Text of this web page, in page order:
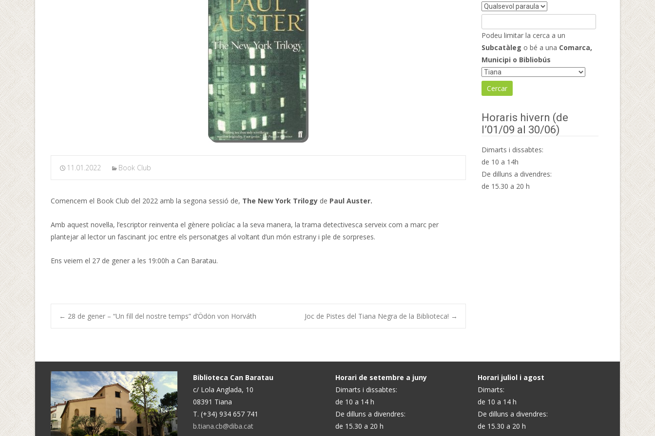
11.01.2022 Book Club
Comencem el Book Club del 2022 amb la segona sessió de, The New York Trilogy de Paul Auster.
Amb aquest novel·la, l’escriptor reinventa el gènere policíac a la seva manera, la trama detectivesca serveix com a marc per
plantejar al lector un fascinant joc entre els personatges al voltant d’un món estrany i ple de sorpreses.
Ens veiem el 27 de gener a les 19:00h a Can Baratau.
Navegació
d'entrades
← 28 de gener – “Un fill del nostre temps” d’Ödön von Horváth Joc de Pistes del Tiana Negra de la Biblioteca! →
Podeu limitar la cerca a un
Subcatàleg o bé a una Comarca,
Municipi o Bibliobús
Horaris hivern (de
l’01/09 al 30/06)
Dimarts i dissabtes:
de 10 a 14h
De dilluns a divendres:
de 15.30 a 20 h
Biblioteca Can Baratau
c/ Lola Anglada, 10
08391 Tiana
T. (+34) 934 657 741
b.tiana.cb@diba.cat
Horari de setembre a juny
Dimarts i dissabtes:
de 10 a 14 h
De dilluns a divendres:
de 15.30 a 20 h
Horari juliol i agost
Dimarts:
de 10 a 14 h
De dilluns a divendres:
de 15.30 a 20 h